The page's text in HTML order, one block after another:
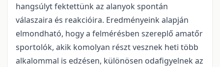
hangsúlyt fektettünk az alanyok spontán
válaszaira és reakcióira. Eredményeink alapján
elmondható, hogy a felmérésben szereplő amatőr
sportolók, akik komolyan részt vesznek heti több
alkalommal is edzésen, különösen odafigyelnek az